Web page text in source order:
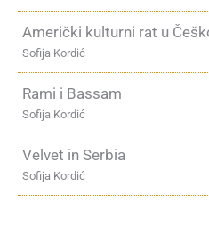
Američki kulturni rat u
Sofija Kordić
Rami i Bassam
Sofija Kordić
Velvet in Serbia
Sofija Kordić